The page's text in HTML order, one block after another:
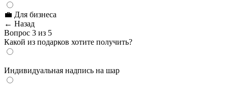
💼 Для бизнеса
← Назад
Вопрос 3 из 5
Какой из подарков хотите получить?
Индивидуальная надпись на шар